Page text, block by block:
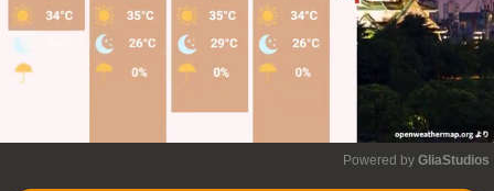
Powered by GliaStudios